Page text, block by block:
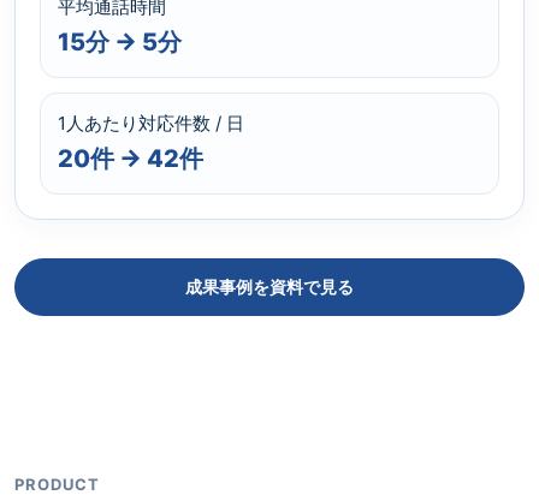
平均通話時間
15分 → 5分
1人あたり対応件数 / 日
20件 → 42件
成果事例を資料で見る
PRODUCT